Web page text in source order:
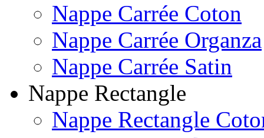
Nappe Carrée Coton
Nappe Carrée Organza
Nappe Carrée Satin
Nappe Rectangle
Nappe Rectangle